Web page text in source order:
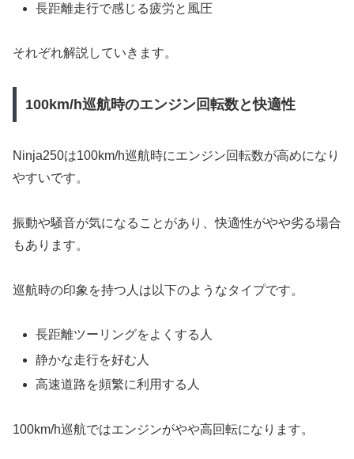
長距離走行で感じる疲労と風圧
それぞれ解説していきます。
100km/h巡航時のエンジン回転数と快適性
Ninja250は100km/h巡航時にエンジン回転数が高めになり
やすいです。
振動や騒音が気になることがあり、快適性がやや劣る場合
もあります。
巡航時の印象を持つ人は以下のようなタイプです。
長距離ツーリングをよくする人
静かな走行を好む人
高速道路を頻繁に利用する人
100km/h巡航ではエンジンがやや高回転になります。